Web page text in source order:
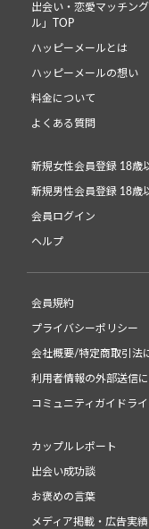
出会い・恋愛マッチン
ル」TOP
ハッピーメールとは
ハッピーメールの想い
料金について
よくある質問
新規女性会員登録 18歳
新規男性会員登録 18歳
会員ログイン
ヘルプ
会員規約
プライバシーポリシー
会社概要/特定商取引法
利用者情報の外部送信
コミュニティガイドライ
カップルレポート
出会い成功談
お褒めの言葉
メディア掲載・広告実績